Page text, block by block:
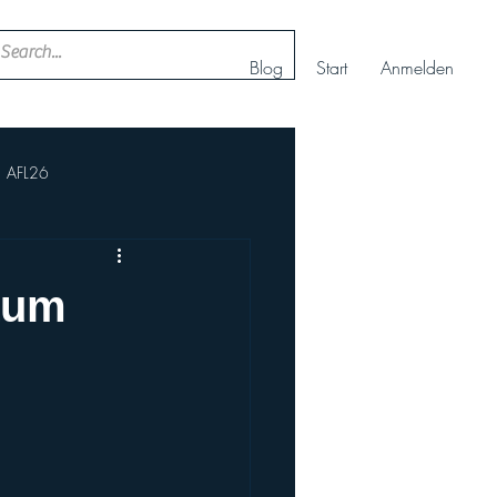
Blog Start Anmelden
AFL26
Nachwuchs Cheerteam